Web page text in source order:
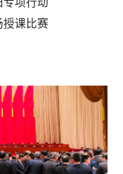
授课比赛